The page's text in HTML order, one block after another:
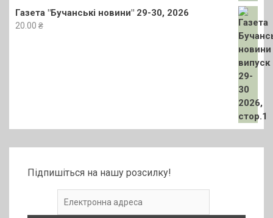
Газета "Бучанські новини" 29-30, 2026
20.00 ₴
Підпишіться на нашу розсилку!